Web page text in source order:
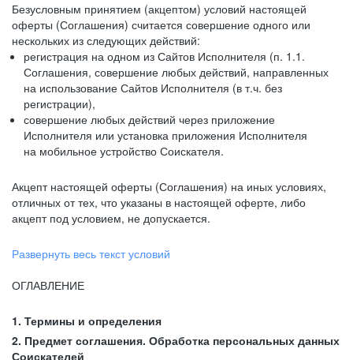
Безусловным принятием (акцептом) условий настоящей
оферты (Соглашения) считается совершение одного или
нескольких из следующих действий:
регистрация на одном из Сайтов Исполнителя (п. 1.1.
Соглашения, совершение любых действий, направленных
на использование Сайтов Исполнителя (в т.ч. без
регистрации),
совершение любых действий через приложение
Исполнителя или установка приложения Исполнителя
на мобильное устройство Соискателя.
Акцепт настоящей оферты (Соглашения) на иных условиях,
отличных от тех, что указаны в настоящей оферте, либо
акцепт под условием, не допускается.
Развернуть весь текст условий
ОГЛАВЛЕНИЕ
1. Термины и определения
2. Предмет соглашения. Обработка персональных данных
Соискателей